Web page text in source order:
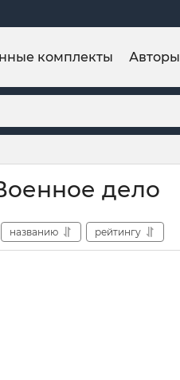
комплекты Авторы
дело
названию рейтингу